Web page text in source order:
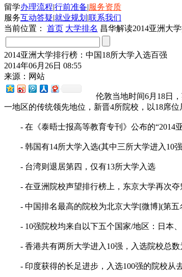
留学办理流程|行前准备|服务资质
服务互动答疑|就业规划 |联系我们
当前位置：
首页 大学排名 昌华解读2014亚洲大
2014亚洲大学排行榜：中国18所大学入选百强
2014年06月26日 08:55
来源：网站
伦敦当地时间6月18日，
一地区的传统领先地位，新晋4所院校，以18席
- 在《泰晤士报高等教育专刊》公布的“2014亚
- 韩国有14所大学入选(其中三所大学进入10
- 台湾则退居第四，仅有13所大学入选
- 在亚洲院校声望排行榜上，东京大学再次夺
- 中国排名最高的院校为北京大学[微博](第五
- 10强院校均来自以下五个国家/地区：日本、
- 香港共有两所大学进入10强，入选院校总数
- 印度获得的长足进步，入选100强的院校从